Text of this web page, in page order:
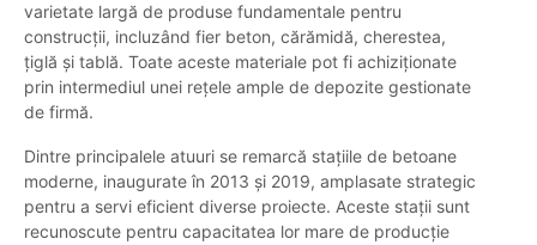
varietate largă de produse fundamentale pentru
construcții, incluzând fier beton, cărămidă, cherestea,
țiglă și tablă. Toate aceste materiale pot fi achiziționate
prin intermediul unei rețele ample de depozite gestionate
de firmă.
Dintre principalele atuuri se remarcă stațiile de betoane
moderne, inaugurate în 2013 și 2019, amplasate strategic
pentru a servi eficient diverse proiecte. Aceste stații sunt
recunoscute pentru capacitatea lor mare de producție